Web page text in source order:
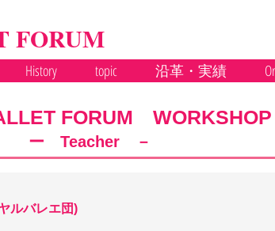
FORUM
History topic 沿革・実績
FORUM
ー Teacher －
ルバレエ団)